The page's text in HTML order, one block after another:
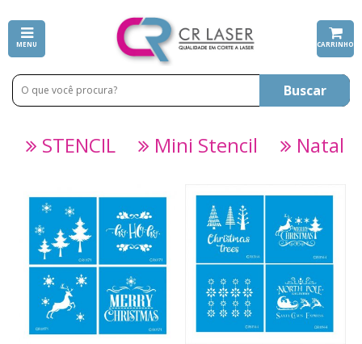
MENU CARRINHO
Buscar
STENCIL Mini Stencil Natal